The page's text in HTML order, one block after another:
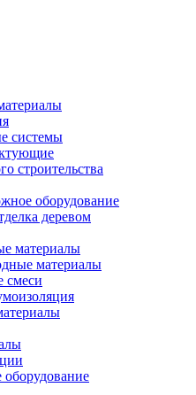
системы
строительства
оборудование
деревом
материалы
материалы
смеси
оборудование